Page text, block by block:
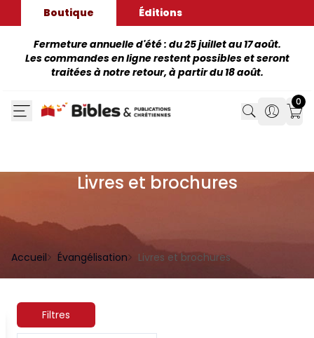
Boutique Éditions
Fermeture annuelle d'été : du 25 juillet au 17 août.
Les commandes en ligne restent possibles et seront
traitées à notre retour, à partir du 18 août.
Search
Search
0
Livres et brochures
Accueil Évangélisation Livres et brochures
Filtres